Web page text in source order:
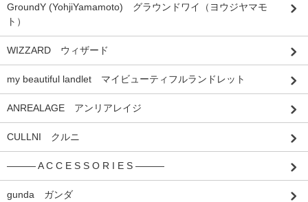
GroundY (YohjiYamamoto) グラウンドワイ（ヨウジヤマモ
ト）
WIZZARD ウィザード
my beautiful landlet マイビューティフルランドレット
ANREALAGE アンリアレイジ
CULLNI クルニ
――― A C C E S S O R I E S ―――
gunda ガンダ